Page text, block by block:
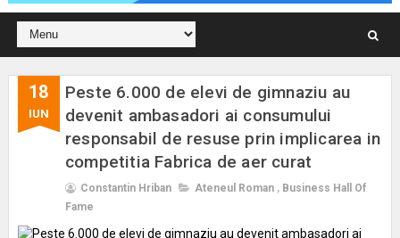
18
IUN
Peste 6.000 de elevi de gimnaziu au
devenit ambasadori ai consumului
responsabil de resuse prin implicarea in
competitia Fabrica de aer curat
Constantin Hriban Ateneul Roman , Business Hall Of
Fame